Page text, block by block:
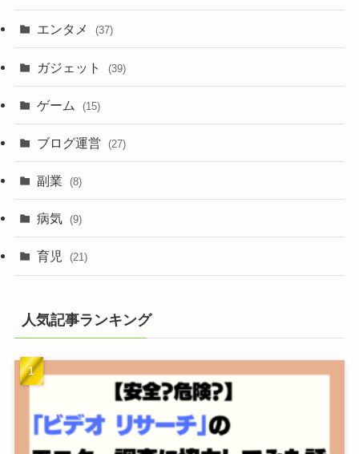
エンタメ (37)
ガジェット (39)
ゲーム (15)
ブログ運営 (27)
副業 (8)
病気 (9)
育児 (21)
人気記事ランキング